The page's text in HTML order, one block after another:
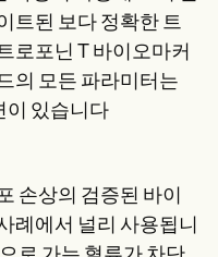
트된 보다 정확한 트
로포닌 T 바이오마커
의 모든 파라미터는
이 있습니다
손상의 검증된 바이
례에서 널리 사용됩니